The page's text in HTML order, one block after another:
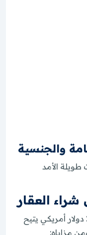
والجنسية
الأمد
العقار
شراء عقار بقيمة لا تقل عن 200,000 دولار أمريكي يتيح
مزاياه: